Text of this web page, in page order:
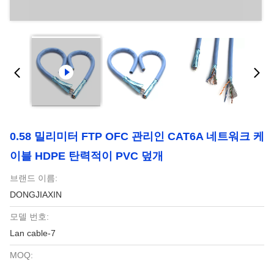
0.58 밀리미터 FTP OFC 관리인 CAT6A 네트워크 케
이블 HDPE 탄력적이 PVC 덮개
브랜드 이름:
DONGJIAXIN
모델 번호:
Lan cable-7
MOQ: